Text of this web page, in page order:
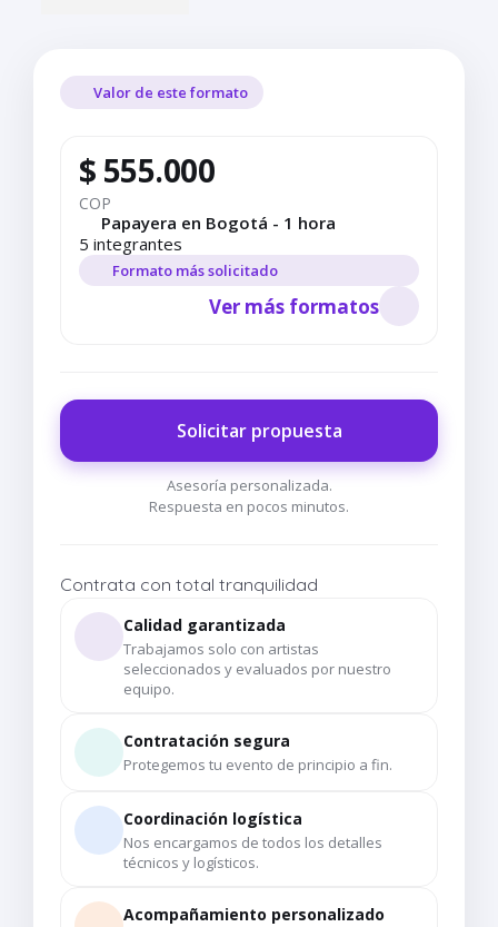
Valor de este formato
$ 555.000
COP
Papayera en Bogotá - 1 hora
5 integrantes
Formato más solicitado
Ver más formatos
Solicitar propuesta
Asesoría personalizada.
Respuesta en pocos minutos.
Contrata con total tranquilidad
Calidad garantizada
Trabajamos solo con artistas
seleccionados y evaluados por nuestro
equipo.
Contratación segura
Protegemos tu evento de principio a fin.
Coordinación logística
Nos encargamos de todos los detalles
técnicos y logísticos.
Acompañamiento personalizado